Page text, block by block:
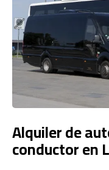
Alquiler de
conductor en